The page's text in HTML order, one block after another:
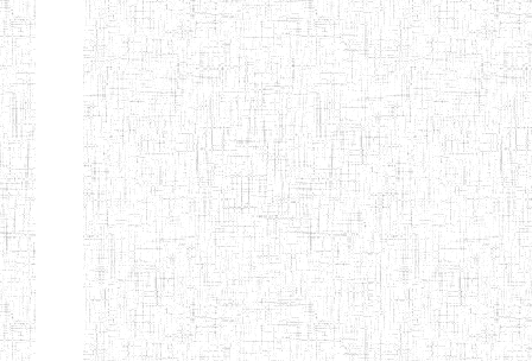
MODEL
INCLUSIVE
BILINGUAL
TEACHER
TRAINING
INSTITUTE
08/09/2015 ENIEG
CEFED/SPED/TTI
SANTA
17/11/2008 ENIEG